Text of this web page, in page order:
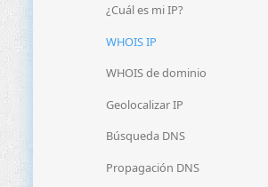
¿Cuál es mi IP?
WHOIS IP
WHOIS de dominio
Geolocalizar IP
Búsqueda DNS
Propagación DNS